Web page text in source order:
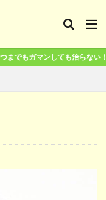
本気で治したいならここが終